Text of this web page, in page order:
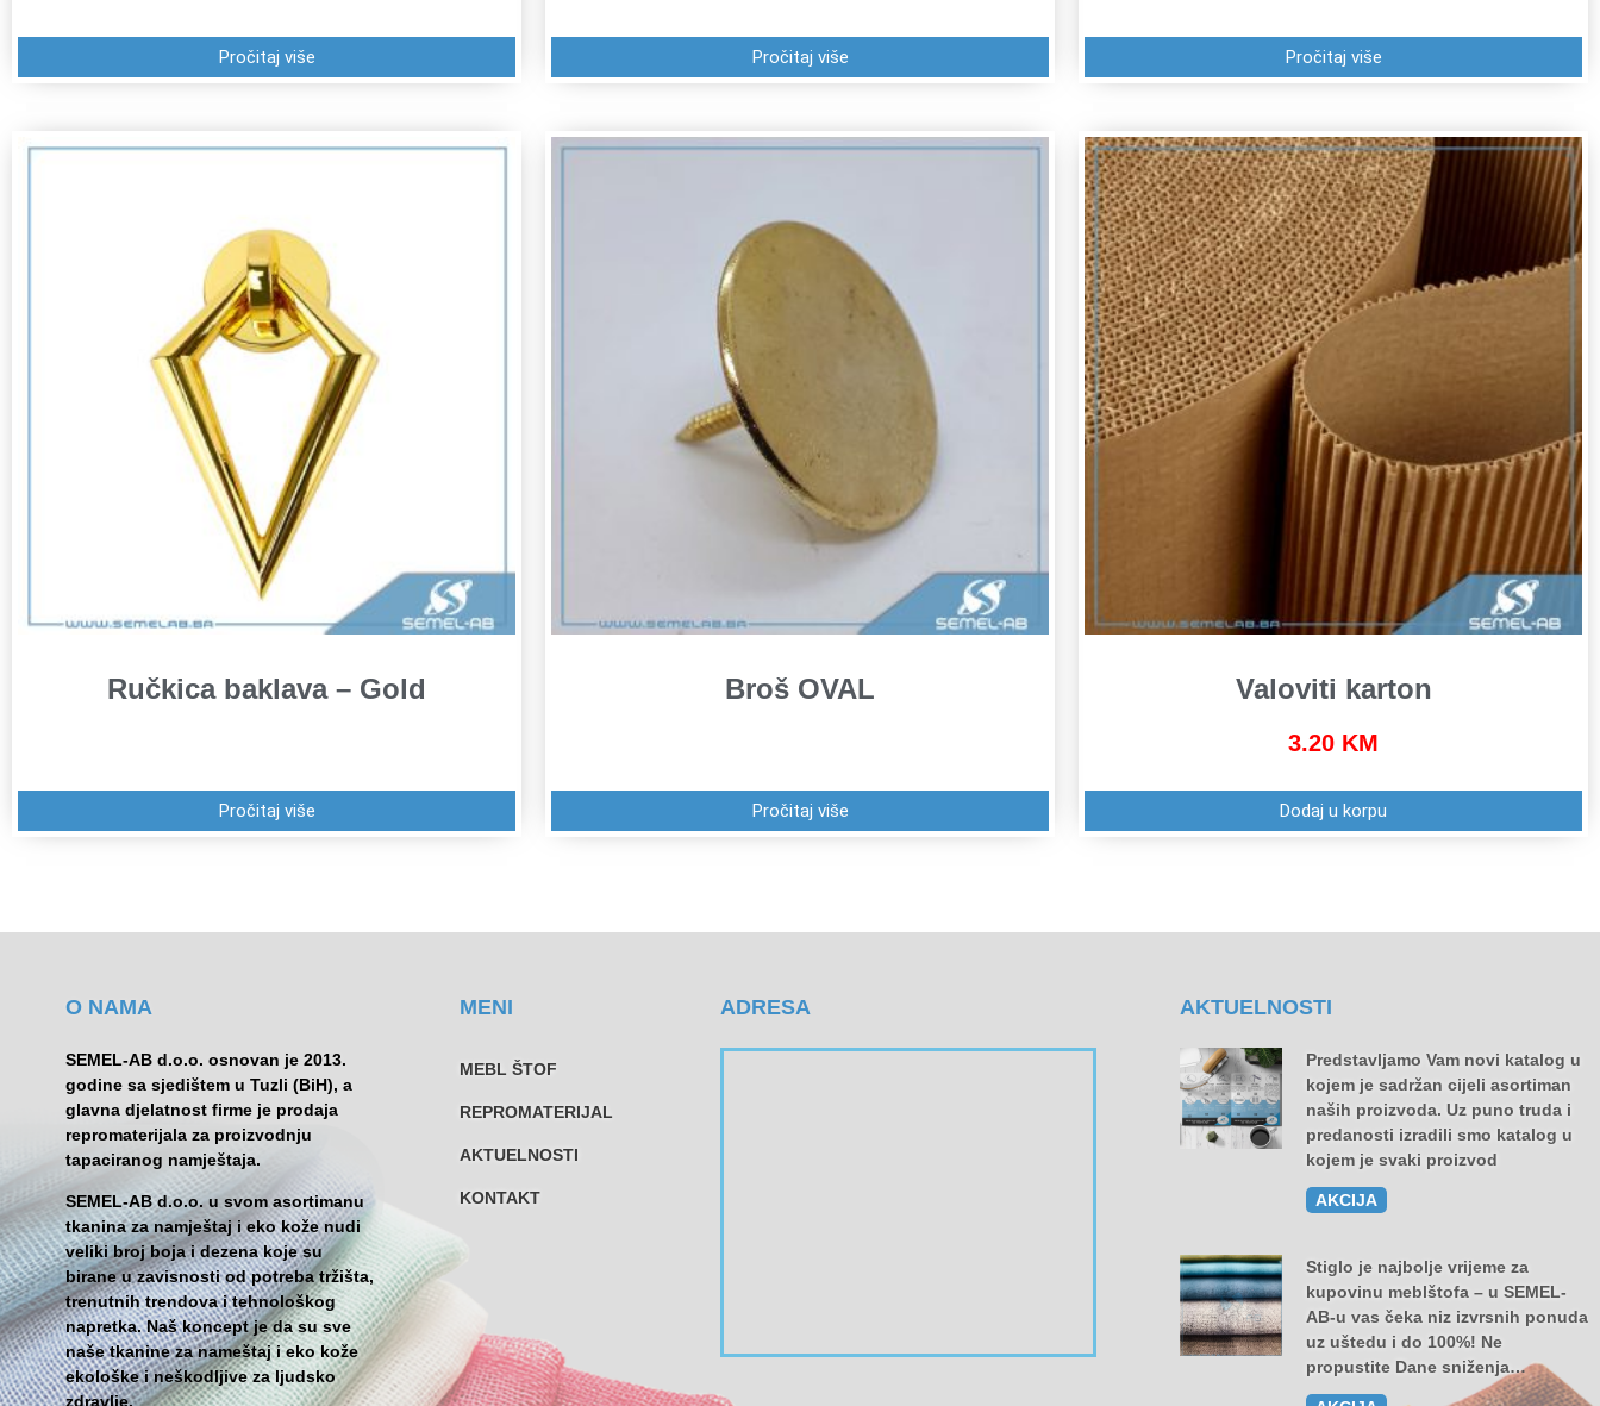
Pročitaj više Pročitaj više Pročitaj više
Ručkica baklava – Gold
Pročitaj više
Broš OVAL
Pročitaj više
Valoviti karton
3.20 KM
Dodaj u korpu
O NAMA
SEMEL-AB d.o.o. osnovan je 2013.
godine sa sjedištem u Tuzli (BiH), a
glavna djelatnost firme je prodaja
repromaterijala za proizvodnju
tapaciranog namještaja.
SEMEL-AB d.o.o. u svom asortimanu
tkanina za namještaj i eko kože nudi
veliki broj boja i dezena koje su
birane u zavisnosti od potreba tržišta,
trenutnih trendova i tehnološkog
napretka. Naš koncept je da su sve
naše tkanine za nameštaj i eko kože
ekološke i neškodljive za ljudsko
zdravlje.
MENI
MEBL ŠTOF
REPROMATERIJAL
AKTUELNOSTI
KONTAKT
ADRESA AKTUELNOSTI
Predstavljamo Vam novi katalog u
kojem je sadržan cijeli asortiman
naših proizvoda. Uz puno truda i
predanosti izradili smo katalog u
kojem je svaki proizvod
AKCIJA
Stiglo je najbolje vrijeme za
kupovinu meblštofa – u SEMEL-
AB-u vas čeka niz izvrsnih ponuda
uz uštedu i do 100%! Ne
propustite Dane sniženja…